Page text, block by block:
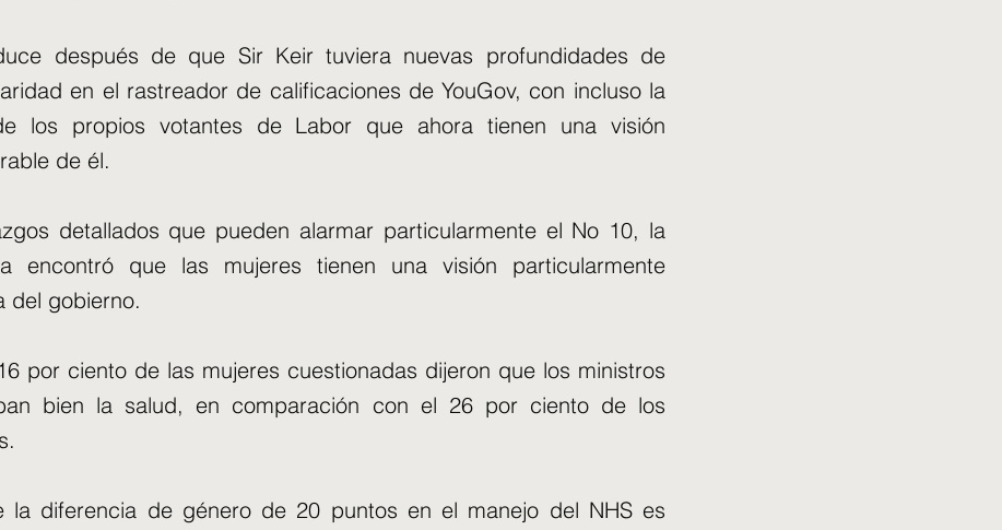
después de que Sir Keir tuviera nuevas profundidades de
en el rastreador de calificaciones de YouGov, con incluso la
los propios votantes de Labor que ahora tienen una visión
de él.
detallados que pueden alarmar particularmente el No 10, la
encontró que las mujeres tienen una visión particularmente
del gobierno.
por ciento de las mujeres cuestionadas dijeron que los ministros
bien la salud, en comparación con el 26 por ciento de los
la diferencia de género de 20 puntos en el manejo del NHS es